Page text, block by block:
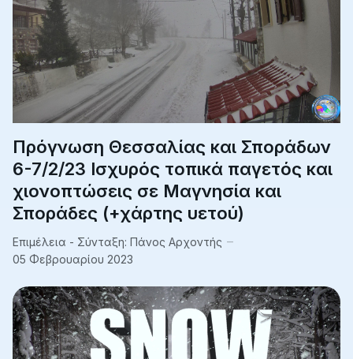
Πρόγνωση Θεσσαλίας και Σποράδων
6-7/2/23 Ισχυρός τοπικά παγετός και
χιονοπτώσεις σε Μαγνησία και
Σποράδες (+χάρτης υετού)
Επιμέλεια - Σύνταξη: Πάνος Αρχοντής
05 Φεβρουαρίου 2023